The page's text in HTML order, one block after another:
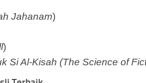
Jahanam)
)
Si Al-Kisah (The Science of